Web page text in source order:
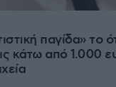
παγίδα» το
κάτω από 1.000